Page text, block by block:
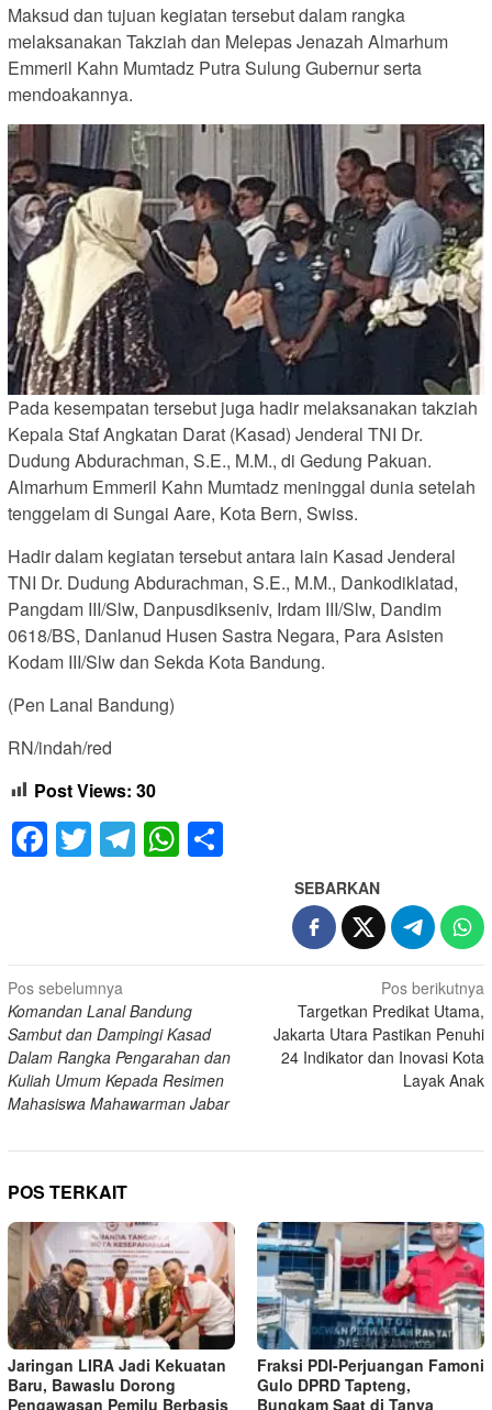
Maksud dan tujuan kegiatan tersebut dalam rangka
melaksanakan Takziah dan Melepas Jenazah Almarhum
Emmeril Kahn Mumtadz Putra Sulung Gubernur serta
mendoakannya.
Pada kesempatan tersebut juga hadir melaksanakan takziah
Kepala Staf Angkatan Darat (Kasad) Jenderal TNI Dr.
Dudung Abdurachman, S.E., M.M., di Gedung Pakuan.
Almarhum Emmeril Kahn Mumtadz meninggal dunia setelah
tenggelam di Sungai Aare, Kota Bern, Swiss.
Hadir dalam kegiatan tersebut antara lain Kasad Jenderal
TNI Dr. Dudung Abdurachman, S.E., M.M., Dankodiklatad,
Pangdam III/Slw, Danpusdikseniv, Irdam III/Slw, Dandim
0618/BS, Danlanud Husen Sastra Negara, Para Asisten
Kodam III/Slw dan Sekda Kota Bandung.
(Pen Lanal Bandung)
RN/indah/red
Post Views: 30
Facebook
TwitterTelegram
WhatsApp
SEBARKAN
Navigasi
pos
Pos sebelumnya
Komandan Lanal Bandung
Sambut dan Dampingi Kasad
Dalam Rangka Pengarahan dan
Kuliah Umum Kepada Resimen
Mahasiswa Mahawarman Jabar
Pos berikutnya
Targetkan Predikat Utama,
Jakarta Utara Pastikan Penuhi
24 Indikator dan Inovasi Kota
Layak Anak
POS TERKAIT
Jaringan LIRA Jadi Kekuatan
Baru, Bawaslu Dorong
Pengawasan Pemilu Berbasis
Fraksi PDI-Perjuangan Famoni
Gulo DPRD Tapteng,
Bungkam Saat di Tanya